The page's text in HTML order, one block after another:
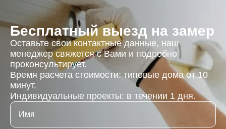
Бесплатный выезд на замер
Оставьте свои контактные данные, наш
менеджер свяжется с Вами и подробно
проконсультирует.
Время расчета стоимости: типовые дома от 10
минут.
Индивидуальные проекты: в течении 1 дня.